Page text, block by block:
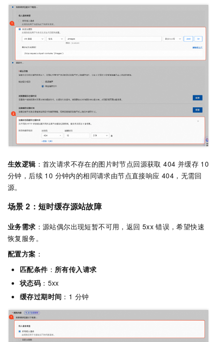
生效逻辑 ：首次请求不存在的图片时节点回源获取 404 并缓存 10
分钟，后续 10 分钟内的相同请求由节点直接响应 404，无需回
源。
场景 2：短时缓存源站故障
业务需求 ：源站偶尔出现短暂不可用，返回 5xx 错误，希望快速
恢复服务。
配置方案 ：
匹配条件 ： 所有传入请求
状态码 ：5xx
缓存过期时间 ：1 分钟